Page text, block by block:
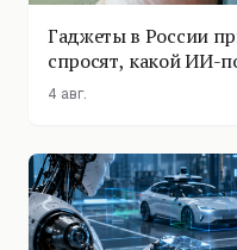
Гаджеты в России
спросят, какой ИИ-
4 авг.